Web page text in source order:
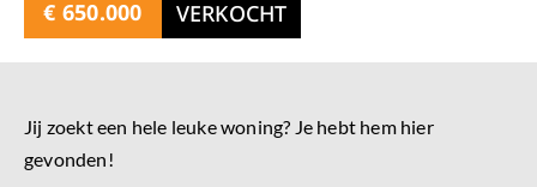
€ 650.000 VERKOCHT
Jij zoekt een hele leuke woning? Je hebt hem hier
gevonden!